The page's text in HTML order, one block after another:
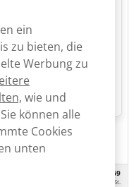
Watermelon Extra Strong
49.69
CHF 4.97/St.
ein
zu bieten, die
Werbung zu
wie und
können alle
Cookies
unten